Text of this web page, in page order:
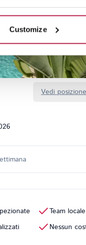
Customize
Vedi posizione
Team
Nessun